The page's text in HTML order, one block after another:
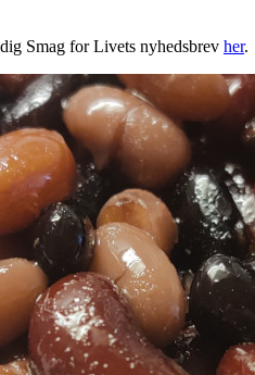
Smag for Livets nyhedsbrev her.